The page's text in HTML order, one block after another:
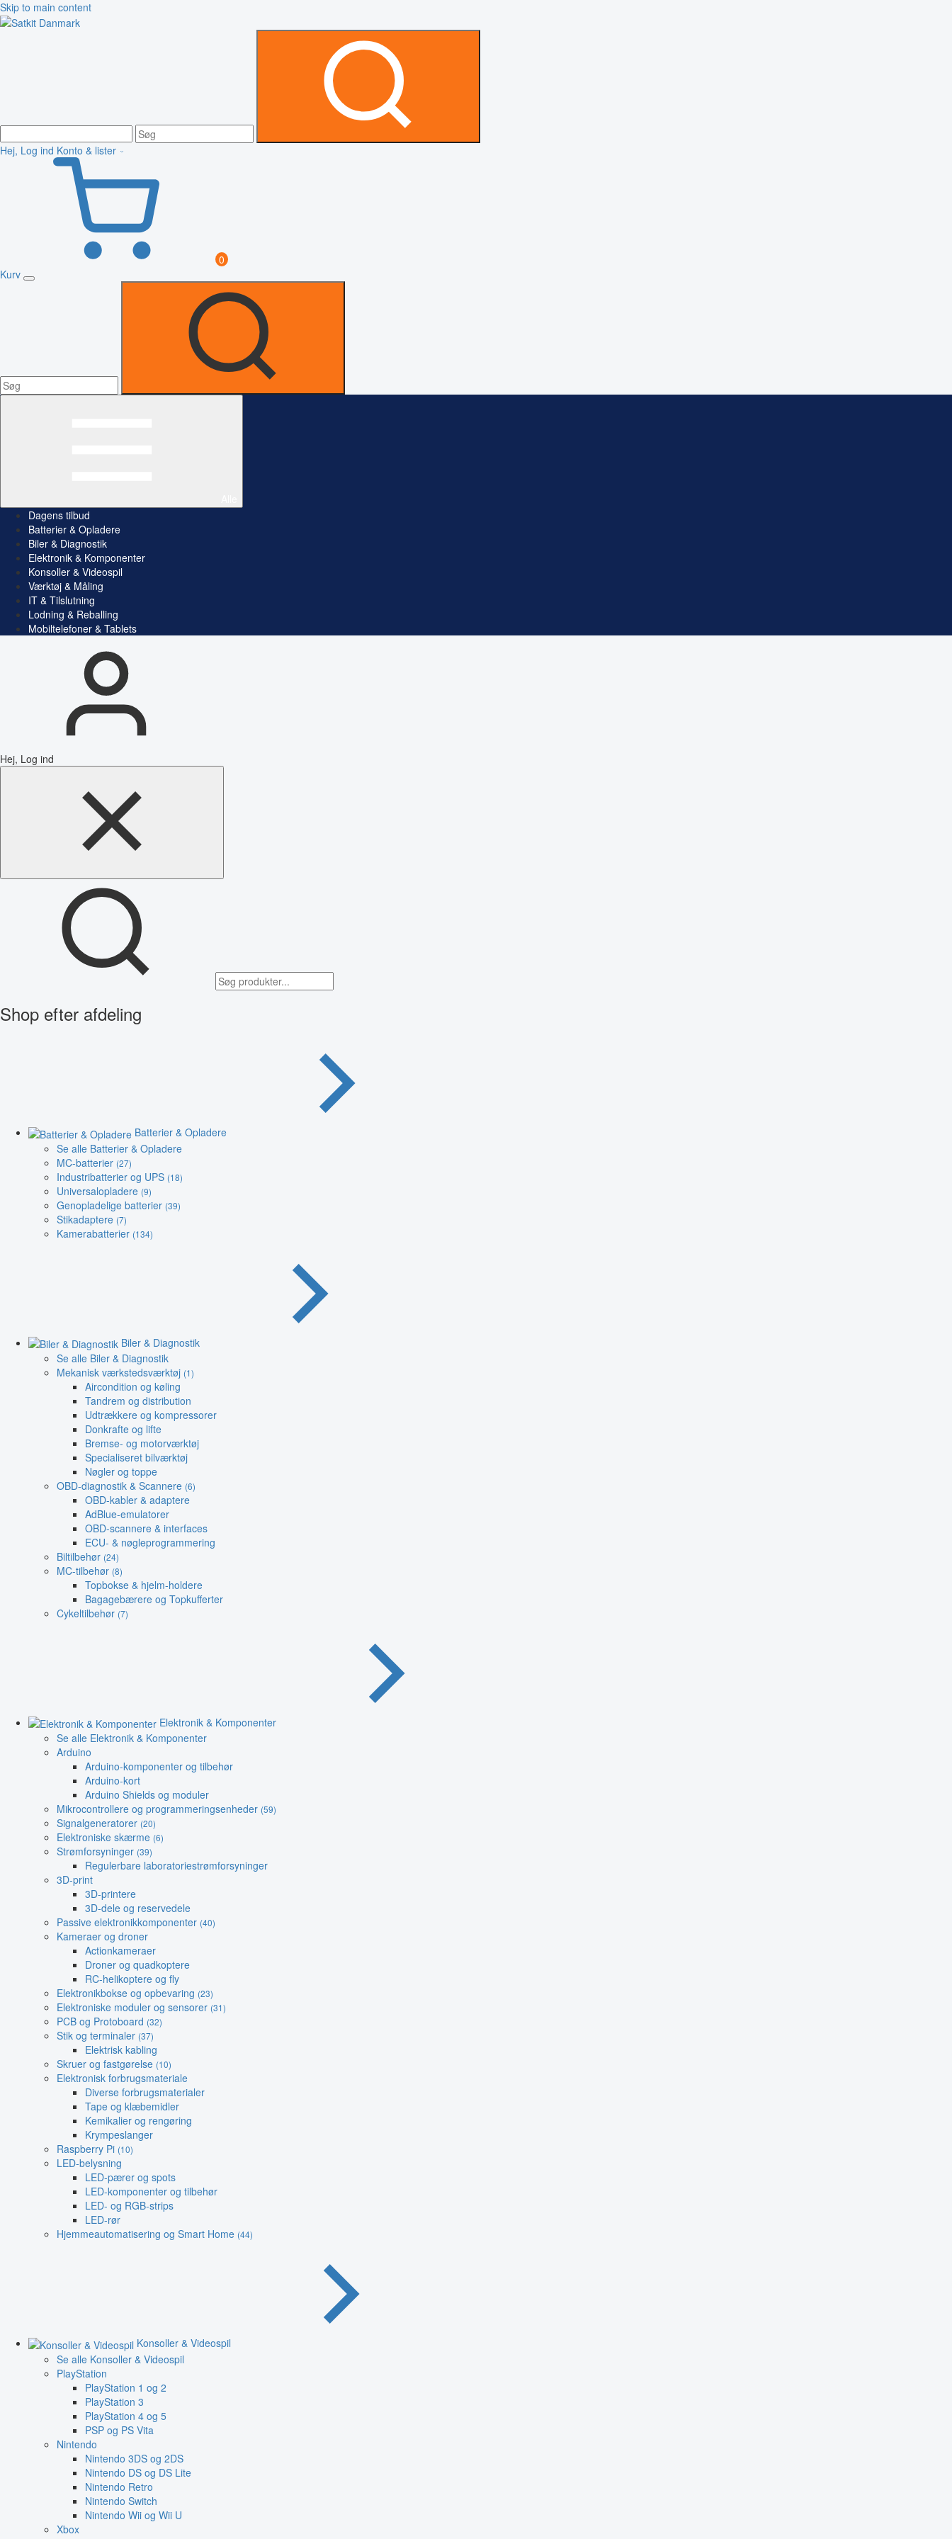
Skip to main content
Hej, Log ind Konto & lister
0
Kurv
Dagens tilbud
Batterier & Opladere
Biler & Diagnostik
Elektronik & Komponenter
Konsoller & Videospil
Værktøj & Måling
IT & Tilslutning
Lodning & Reballing
Mobiltelefoner & Tablets
Hej, Log ind
Shop efter afdeling
Batterier & Opladere
Se alle Batterier & Opladere
MC-batterier (27)
Industribatterier og UPS (18)
Universalopladere (9)
Genopladelige batterier (39)
Stikadaptere (7)
Kamerabatterier (134)
Biler & Diagnostik
Se alle Biler & Diagnostik
Mekanisk værkstedsværktøj (1)
Aircondition og køling
Tandrem og distribution
Udtrækkere og kompressorer
Donkrafte og lifte
Bremse- og motorværktøj
Specialiseret bilværktøj
Nøgler og toppe
OBD-diagnostik & Scannere (6)
OBD-kabler & adaptere
AdBlue-emulatorer
OBD-scannere & interfaces
ECU- & nøgleprogrammering
Biltilbehør (24)
MC-tilbehør (8)
Topbokse & hjelm-holdere
Bagagebærere og Topkufferter
Cykeltilbehør (7)
Elektronik & Komponenter
Se alle Elektronik & Komponenter
Arduino
Arduino-komponenter og tilbehør
Arduino-kort
Arduino Shields og moduler
Mikrocontrollere og programmeringsenheder (59)
Signalgeneratorer (20)
Elektroniske skærme (6)
Strømforsyninger (39)
Regulerbare laboratoriestrømforsyninger
3D-print
3D-printere
3D-dele og reservedele
Passive elektronikkomponenter (40)
Kameraer og droner
Actionkameraer
Droner og quadkoptere
RC-helikoptere og fly
Elektronikbokse og opbevaring (23)
Elektroniske moduler og sensorer (31)
PCB og Protoboard (32)
Stik og terminaler (37)
Elektrisk kabling
Skruer og fastgørelse (10)
Elektronisk forbrugsmateriale
Diverse forbrugsmaterialer
Tape og klæbemidler
Kemikalier og rengøring
Krympeslanger
Raspberry Pi (10)
LED-belysning
LED-pærer og spots
LED-komponenter og tilbehør
LED- og RGB-strips
LED-rør
Hjemmeautomatisering og Smart Home (44)
Konsoller & Videospil
Se alle Konsoller & Videospil
PlayStation
PlayStation 1 og 2
PlayStation 3
PlayStation 4 og 5
PSP og PS Vita
Nintendo
Nintendo 3DS og 2DS
Nintendo DS og DS Lite
Nintendo Retro
Nintendo Switch
Nintendo Wii og Wii U
Xbox